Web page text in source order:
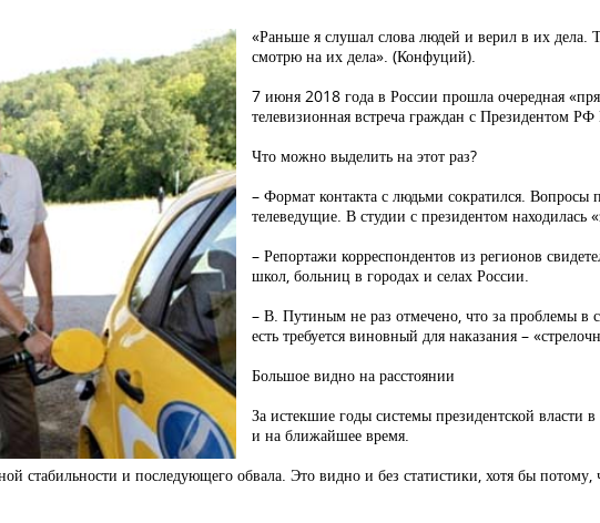
«Раньше я слушал слова людей и верил в их дела.
смотрю на их дела». (Конфуций).
7 июня 2018 года в России прошла очередная
телевизионная встреча граждан с Президентом
Что можно выделить на этот раз?
– Формат контакта с людьми сократился. Вопросы
телеведущие. В студии с президентом находилась
– Репортажи корреспондентов из регионов
школ, больниц в городах и селах России.
– В. Путиным не раз отмечено, что за проблемы в
есть требуется виновный для наказания –
Большое видно на расстоянии
За истекшие годы системы президентской власти
и на ближайшее время.
стабильности и последующего обвала. Это видно и без статистики, хотя бы потому,